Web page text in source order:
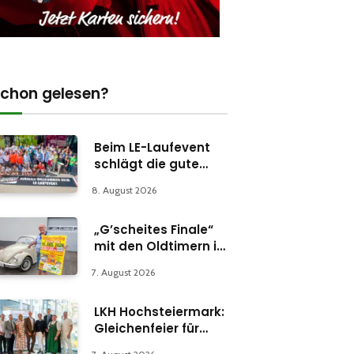
gelesen?
Beim LE-Laufevent
schlägt die gute
8. August 2026
„G’scheites Finale“
mit den Oldtimern in
7. August 2026
LKH Hochsteiermark:
Gleichenfeier für